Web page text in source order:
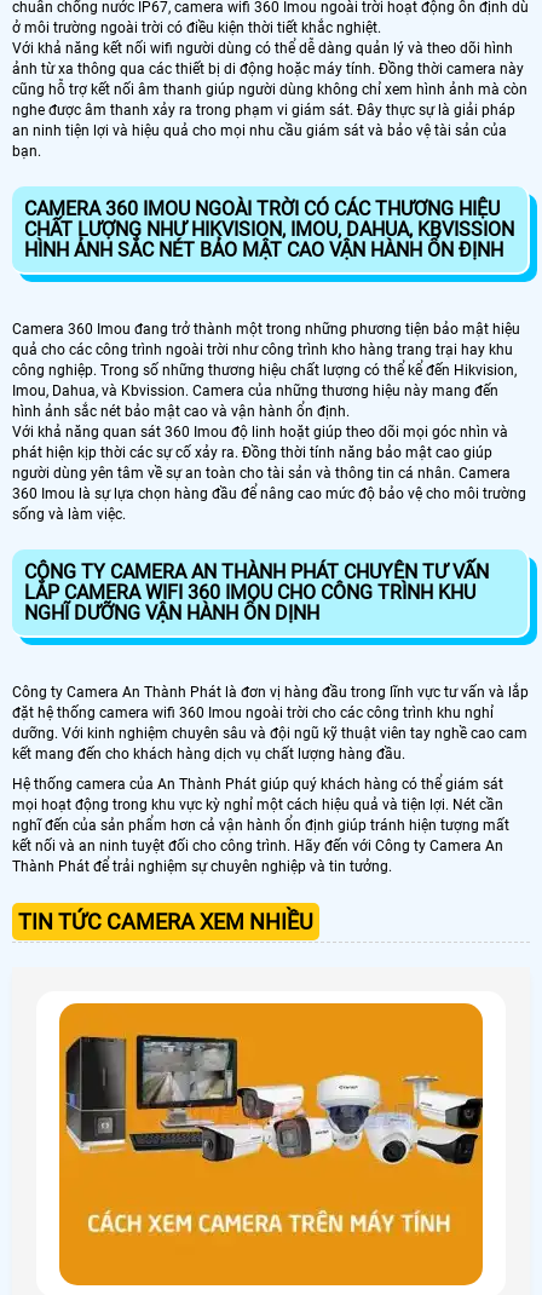
chuẩn chống nước IP67, camera wifi 360 Imou ngoài trời hoạt động ổn định dù
ở môi trường ngoài trời có điều kiện thời tiết khắc nghiệt.
Với khả năng kết nối wifi người dùng có thể dễ dàng quản lý và theo dõi hình
ảnh từ xa thông qua các thiết bị di động hoặc máy tính. Đồng thời camera này
cũng hỗ trợ kết nối âm thanh giúp người dùng không chỉ xem hình ảnh mà còn
nghe được âm thanh xảy ra trong phạm vi giám sát. Đây thực sự là giải pháp
an ninh tiện lợi và hiệu quả cho mọi nhu cầu giám sát và bảo vệ tài sản của
bạn.
CAMERA 360 IMOU NGOÀI TRỜI CÓ CÁC THƯƠNG HIỆU
CHẤT LƯỢNG NHƯ HIKVISION, IMOU, DAHUA, KBVISSION
HÌNH ẢNH SẮC NÉT BẢO MẬT CAO VẬN HÀNH ỔN ĐỊNH
Camera 360 Imou đang trở thành một trong những phương tiện bảo mật hiệu
quả cho các công trình ngoài trời như công trình kho hàng trang trại hay khu
công nghiệp. Trong số những thương hiệu chất lượng có thể kể đến Hikvision,
Imou, Dahua, và Kbvission. Camera của những thương hiệu này mang đến
hình ảnh sắc nét bảo mật cao và vận hành ổn định.
Với khả năng quan sát 360 Imou độ linh hoặt giúp theo dõi mọi góc nhìn và
phát hiện kịp thời các sự cố xảy ra. Đồng thời tính năng bảo mật cao giúp
người dùng yên tâm về sự an toàn cho tài sản và thông tin cá nhân. Camera
360 Imou là sự lựa chọn hàng đầu để nâng cao mức độ bảo vệ cho môi trường
sống và làm việc.
CÔNG TY CAMERA AN THÀNH PHÁT CHUYÊN TƯ VẤN
LẮP CAMERA WIFI 360 IMOU CHO CÔNG TRÌNH KHU
NGHĨ DƯỠNG VẬN HÀNH ỔN DỊNH
Công ty Camera An Thành Phát là đơn vị hàng đầu trong lĩnh vực tư vấn và lắp
đặt hệ thống camera wifi 360 Imou ngoài trời cho các công trình khu nghỉ
dưỡng. Với kinh nghiệm chuyên sâu và đội ngũ kỹ thuật viên tay nghề cao cam
kết mang đến cho khách hàng dịch vụ chất lượng hàng đầu.
Hệ thống camera của An Thành Phát giúp quý khách hàng có thể giám sát
mọi hoạt động trong khu vực kỳ nghỉ một cách hiệu quả và tiện lợi. Nét cần
nghĩ đến của sản phẩm hơn cả vận hành ổn định giúp tránh hiện tượng mất
kết nối và an ninh tuyệt đối cho công trình. Hãy đến với Công ty Camera An
Thành Phát để trải nghiệm sự chuyên nghiệp và tin tưởng.
TIN TỨC CAMERA XEM NHIỀU